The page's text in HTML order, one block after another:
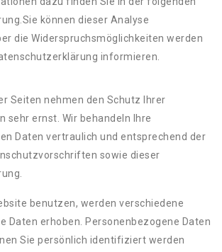
können dieser Analyse
die Widerspruchsmöglichkeiten werden
informieren.
Seiten nehmen den Schutz Ihrer
sehr ernst. Wir behandeln Ihre
Daten vertraulich und entsprechend der
sowie dieser
benutzen, werden verschiedene
Daten erhoben. Personenbezogene Daten
Sie persönlich identifiziert werden